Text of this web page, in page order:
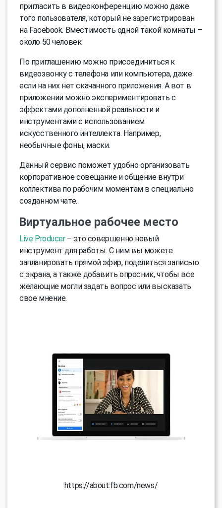
пригласить в видеоконференцию можно даже
того пользователя, который не зарегистрирован
на Facebook. Вместимость одной такой комнаты –
около 50 человек.
По приглашению можно присоединиться к
видеозвонку с телефона или компьютера, даже
если на них нет скачанного приложения. А вот в
приложении можно экспериментировать с
эффектами дополненной реальности и
инструментами с использованием
искусственного интеллекта. Например,
необычные фоны, маски.
Данный сервис поможет удобно организовать
корпоративное совещание и общение внутри
коллектива по рабочим моментам в специально
созданном чате.
Виртуальное рабочее место
Live Producer– это совершенно новый
инструмент для работы. С ним вы можете
запланировать прямой эфир, поделиться записью
с экрана, а также добавить опросник, чтобы все
желающие могли задать вопрос или высказать
свое мнение.
https://about.fb.com/news/